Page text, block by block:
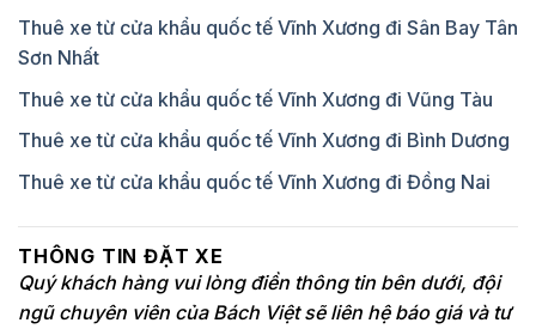
Thuê xe từ cửa khẩu quốc tế Vĩnh Xương đi Sân Bay Tân
Sơn Nhất
Thuê xe từ cửa khẩu quốc tế Vĩnh Xương đi Vũng Tàu
Thuê xe từ cửa khẩu quốc tế Vĩnh Xương đi Bình Dương
Thuê xe từ cửa khẩu quốc tế Vĩnh Xương đi Đồng Nai
THÔNG TIN ĐẶT XE
Quý khách hàng vui lòng điền thông tin bên dưới, đội
ngũ chuyên viên của Bách Việt sẽ liên hệ báo giá và tư